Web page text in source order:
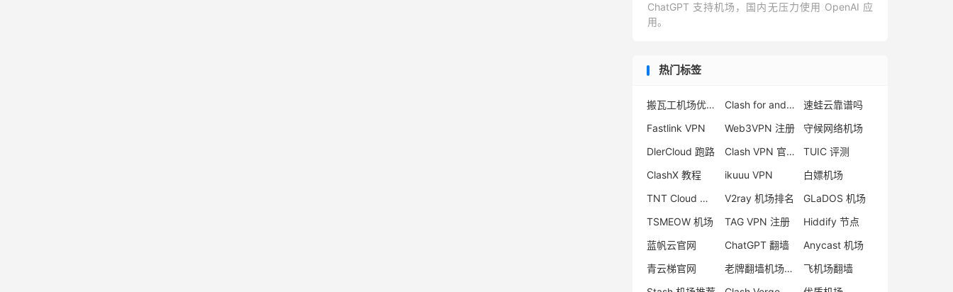
ChatGPT 支持机场，国内无压力使用 OpenAI 应
用。
热门标签
搬瓦工机场优惠码 Clash for android 教程
速蛙云靠谱吗
Fastlink VPN
Web3VPN 注册
守候网络机场
DlerCloud 跑路
Clash VPN 官网
TUIC 评测
ClashX 教程
ikuuu VPN
白嫖机场
TNT Cloud 怎么样
V2ray 机场排名
GLaDOS 机场
TSMEOW 机场
TAG VPN 注册
Hiddify 节点
蓝帆云官网
ChatGPT 翻墙
Anycast 机场
青云梯官网
老牌翻墙机场推荐
飞机场翻墙